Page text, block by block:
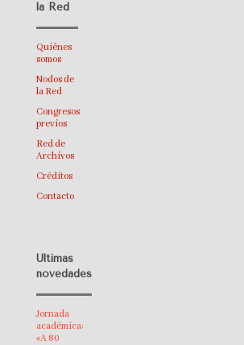
la Red
Quiénes
somos
Nodos de
la Red
Congresos
previos
Red de
Archivos
Créditos
Contacto
Últimas
novedades
Jornada
académica:
«A 80